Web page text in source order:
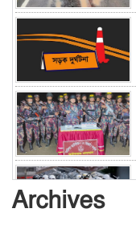
Archives